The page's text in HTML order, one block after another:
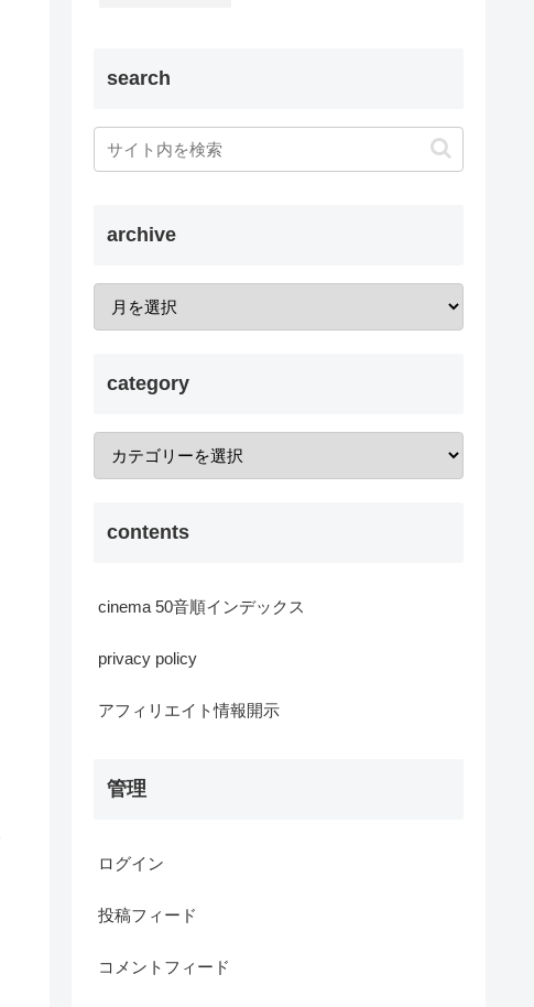
search
archive
category
contents
cinema 50音順インデックス
privacy policy
アフィリエイト情報開示
管理
ログイン
投稿フィード
コメントフィード